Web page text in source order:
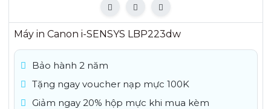
Máy in Canon i-SENSYS LBP223dw
Bảo hành 2 năm
Tặng ngay voucher nạp mực 100K
Giảm ngay 20% hộp mực khi mua kèm